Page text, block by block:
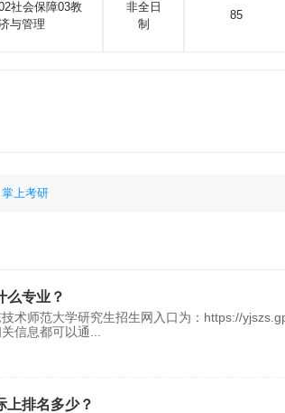
社会保障03教
与管理
非全日
制
85
上考研
么专业？
术师范大学研究生招生网入口为：https://
信息都可以通
上排名多少？